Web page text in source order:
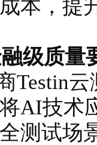
本，提
级质量
Testin
AI技术
测试场